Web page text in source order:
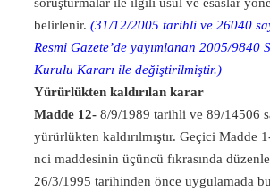
belirlenir. (31/12/2005 tarihli ve 26040
Resmi Gazete’de yayımlanan 2005/9840
Kurulu Kararı ile değiştirilmiştir.)
Yürürlükten kaldırılan karar
Madde 12- 8/9/1989 tarihli ve 89/14506
yürürlükten kaldırılmıştır. Geçici Madde
nci maddesinin üçüncü fıkrasında
26/3/1995 tarihinden önce uygulamada